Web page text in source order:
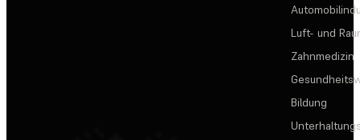
Luft- und
Zahnmedizin
Bildung